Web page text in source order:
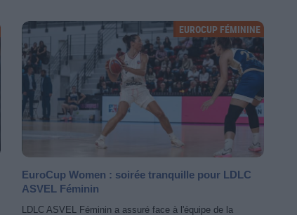
EUROCUP FÉMININE
EuroCup Women : soirée tranquille pour LDLC
ASVEL Féminin
LDLC ASVEL Féminin a assuré face à l'équipe de la